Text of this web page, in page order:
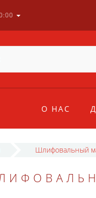
О НАС
Шлифовальный